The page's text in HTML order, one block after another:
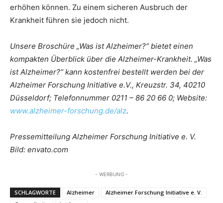
erhöhen können. Zu einem sicheren Ausbruch der
Krankheit führen sie jedoch nicht.
Unsere Broschüre „Was ist Alzheimer?“ bietet einen
kompakten Überblick über die Alzheimer-Krankheit. „Was
ist Alzheimer?“ kann kostenfrei bestellt werden bei der
Alzheimer Forschung Initiative e.V., Kreuzstr. 34, 40210
Düsseldorf; Telefonnummer 0211 – 86 20 66 0; Website:
www.alzheimer-forschung.de/alz.
Pressemitteilung Alzheimer Forschung Initiative e. V.
Bild: envato.com
- WERBUNG -
SCHLAGWORTE Alzheimer
Alzheimer Forschung Initiative e. V.